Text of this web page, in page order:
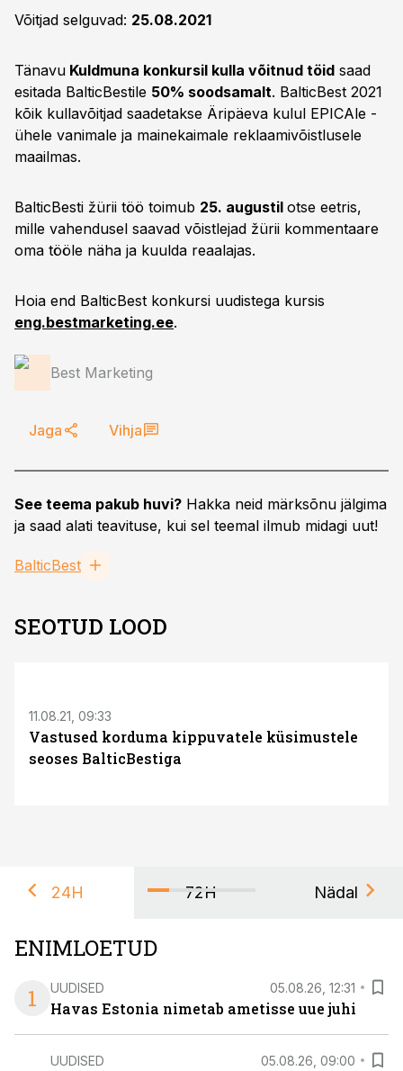
Võitjad selguvad: 25.08.2021
Tänavu Kuldmuna konkursil kulla võitnud töid saad
esitada BalticBestile 50% soodsamalt. BalticBest 2021
kõik kullavõitjad saadetakse Äripäeva kulul EPICAle -
ühele vanimale ja mainekaimale reklaamivõistlusele
maailmas.
BalticBesti žürii töö toimub 25. augustil otse eetris,
mille vahendusel saavad võistlejad žürii kommentaare
oma tööle näha ja kuulda reaalajas.
Hoia end BalticBest konkursi uudistega kursis
eng.bestmarketing.ee.
Best Marketing
Jaga Vihja
See teema pakub huvi? Hakka neid märksõnu jälgima
ja saad alati teavituse, kui sel teemal ilmub midagi uut!
BalticBest
SEOTUD LOOD
11.08.21, 09:33
Vastused korduma kippuvatele küsimustele
seoses BalticBestiga
24H 72H Nädal
ENIMLOETUD
1
UUDISED 05.08.26, 12:31
Havas Estonia nimetab ametisse uue juhi
UUDISED 05.08.26, 09:00